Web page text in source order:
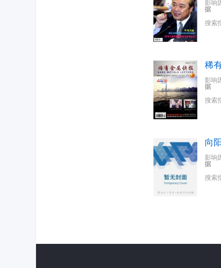
影响
据
搜索
稀
影响
据
搜索
向
影响
据
搜索